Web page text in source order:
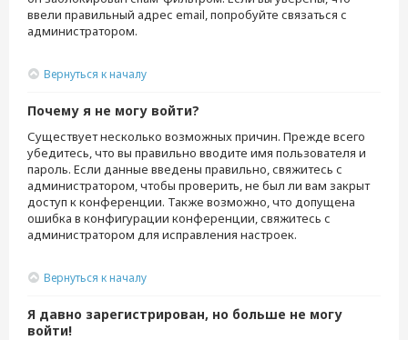
ввели правильный адрес email, попробуйте связаться с
администратором.
Вернуться к началу
Почему я не могу войти?
Существует несколько возможных причин. Прежде всего
убедитесь, что вы правильно вводите имя пользователя и
пароль. Если данные введены правильно, свяжитесь с
администратором, чтобы проверить, не был ли вам закрыт
доступ к конференции. Также возможно, что допущена
ошибка в конфигурации конференции, свяжитесь с
администратором для исправления настроек.
Вернуться к началу
Я давно зарегистрирован, но больше не могу
войти!